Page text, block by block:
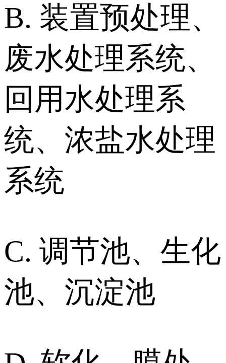
B. 装置预处理、
废水处理系统、
回用水处理系
统、浓盐水处理
系统
C. 调节池、生化
池、沉淀池